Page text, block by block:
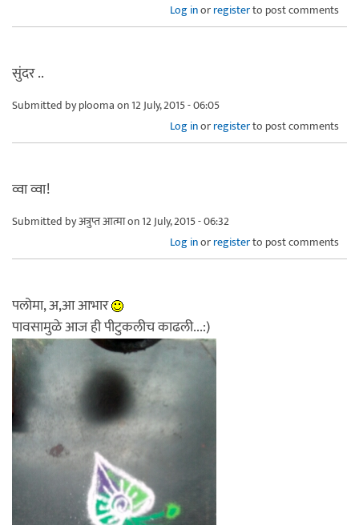
Log inorregisterto post comments
सुंदर ..
Submitted byploomaon 12 July, 2015 - 06:05
Log inorregisterto post comments
व्वा व्वा!
Submitted byअत्रुप्त आत्माon 12 July, 2015 - 06:32
Log inorregisterto post comments
पलोमा, अ,आ आभार
पावसामुळे आज ही पीटुकलीच काढली...:)